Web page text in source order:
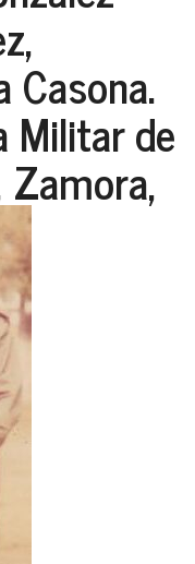
Casona.
Militar de
Zamora,